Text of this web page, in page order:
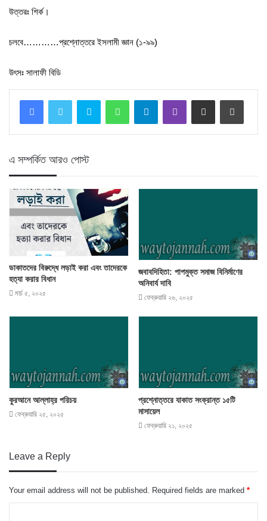
উত্তরঃ শির্ক।
চলবে…………প্রশ্নোত্তরে ইসলামী জ্ঞান (১-৯৯)
উৎসঃ সালাফী বিডি
Skype WhatsAppTelegramViber Share via Email Print
এ সম্পর্কিত আরও পোস্ট
ডাকাতদের বিরুদ্ধে লড়াই করা এবং তাদেরকে
হত্যা করার বিধান
মার্চ ৫, ২০২৫
জবাবদিহিতা: পাপমুক্ত সমাজ বিনির্মাণের
অনিবার্য দাবি
ফেব্রুয়ারি ২৬, ২০২৫
কুরআনে আল্লাহ্‌র পরিচয়
ফেব্রুয়ারি ২৫, ২০২৫
প্রশ্নোত্তরে যাকাত সংক্রান্ত ১৫টি
মাসায়েল
ফেব্রুয়ারি ২১, ২০২৫
Leave a Reply
Your email address will not be published. Required fields are marked *